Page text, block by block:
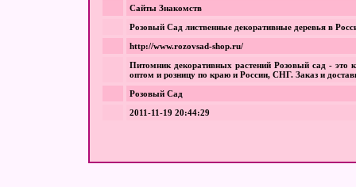
Сайты Знакомств
Розовый Сад лиственные декоративные деревья в
http://www.rozovsad-shop.ru/
Питомник декоративных растений Розовый сад - это
оптом и розницу по краю и России, СНГ. Заказ и
Розовый Сад
2011-11-19 20:44:29